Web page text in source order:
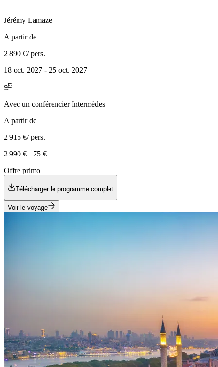
Jérémy Lamaze
A partir de
2 890 €/ pers.
18 oct. 2027 - 25 oct. 2027
Avec un conférencier Intermèdes
A partir de
2 915 €/ pers.
2 990 € - 75 €
Offre primo
Télécharger le programme complet
Voir le voyage